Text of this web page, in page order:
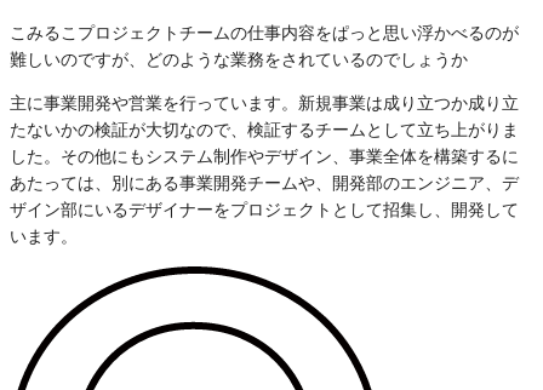
こみるこプロジェクトチームの仕事内容をぱっと思い浮かべるのが
難しいのですが、どのような業務をされているのでしょうか
主に事業開発や営業を行っています。新規事業は成り立つか成り立
たないかの検証が大切なので、検証するチームとして立ち上がりま
した。その他にもシステム制作やデザイン、事業全体を構築するに
あたっては、別にある事業開発チームや、開発部のエンジニア、デ
ザイン部にいるデザイナーをプロジェクトとして招集し、開発して
います。